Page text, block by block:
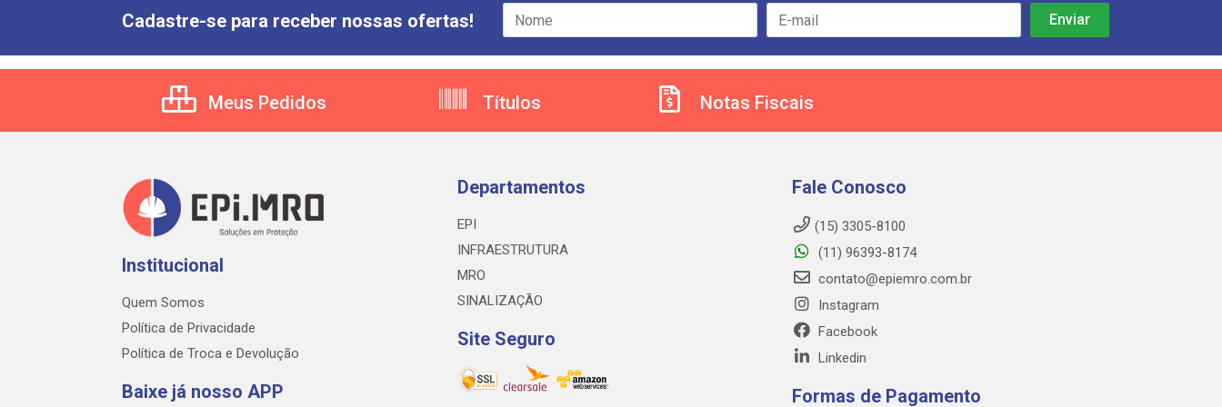
Cadastre-se para receber nossas ofertas!
Meus Pedidos Títulos Notas Fiscais
Institucional
Quem Somos
Política de Privacidade
Política de Troca e Devolução
Baixe já nosso APP
Departamentos
EPI
INFRAESTRUTURA
MRO
SINALIZAÇÃO
Site Seguro
Fale Conosco
(15) 3305-8100
(11) 96393-8174
contato@epiemro.com.br
Instagram
Facebook
Linkedin
Formas de Pagamento